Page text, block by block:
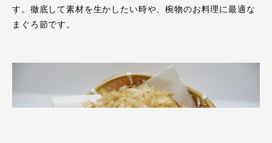
す。徹底して素材を生かしたい時や、椀物のお料理に最適な
まぐろ節です。